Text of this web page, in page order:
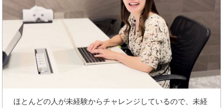
ほとんどの人が未経験からチャレンジしているので、未経